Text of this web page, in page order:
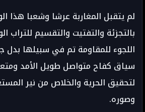
لم يتقبل المغاربة عرشا وشعبا هذا
بالتجزئة والتفتيت والتقسيم للتراب
اللجوء للمقاومة تم في سبيلها
سياق كفاح متواصل طويل الأمد
لتحقيق الحرية والخلاص من نير
وصوره.